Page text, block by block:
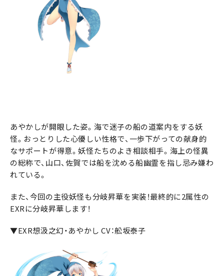
あやかしが開眼した姿。海で迷子の船の道案内をする妖
怪。おっとりした心優しい性格で、一歩下がっての献身的
なサポートが得意。妖怪たちのよき相談相手。海上の怪異
の総称で、山口、佐賀では船を沈める船幽霊を指し忌み嫌わ
れている。
また、今回の主役妖怪も分岐昇華を実装！最終的に2属性の
EXRに分岐昇華します！
▼EXR想汲之幻・あやかし CV：舩坂泰子